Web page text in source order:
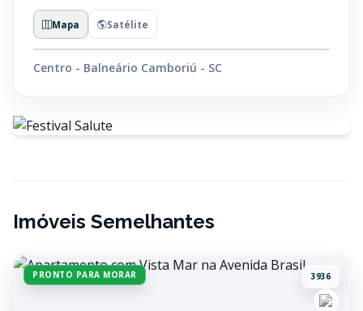
Mapa Satélite
Centro - Balneário Camboriú - SC
Imóveis Semelhantes
PRONTO PARA MORAR 3936